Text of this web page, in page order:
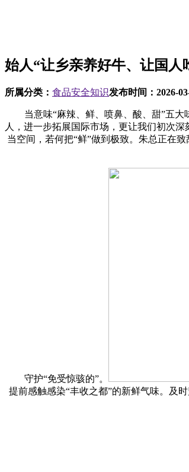
始人“让乡亲养好牛、让国人
所属分类： 食品安全知识发布时间： 2026-
当意味“麻辣、鲜、喷鼻、酸、甜”五大
人，进一步拓展国际市场，更让我们初次
当空间，若何把“鲜”做到极致。朱总正在
守护“免受惊骇的”。
提前感触感染“丰收之都”的新鲜气味。及